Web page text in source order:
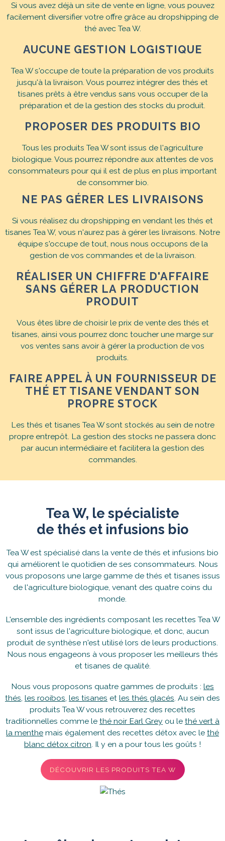
Si vous avez déjà un site de vente en ligne, vous pouvez
facilement diversifier votre offre grâce au dropshipping de
thé avec Tea W.
AUCUNE GESTION LOGISTIQUE
Tea W s'occupe de toute la préparation de vos produits
jusqu'à la livraison. Vous pourrez intégrer des thés et
tisanes prêts à être vendus sans vous occuper de la
préparation et de la gestion des stocks du produit.
PROPOSER DES PRODUITS BIO
Tous les produits Tea W sont issus de l'agriculture
biologique. Vous pourrez répondre aux attentes de vos
consommateurs pour qui il est de plus en plus important
de consommer bio.
NE PAS GÉRER LES LIVRAISONS
Si vous réalisez du dropshipping en vendant les thés et
tisanes Tea W, vous n'aurez pas à gérer les livraisons. Notre
équipe s'occupe de tout, nous nous occupons de la
gestion de vos commandes et de la livraison.
RÉALISER UN CHIFFRE D'AFFAIRE
SANS GÉRER LA PRODUCTION
PRODUIT
Vous êtes libre de choisir le prix de vente des thés et
tisanes, ainsi vous pourrez donc toucher une marge sur
vos ventes sans avoir à gérer la production de vos
produits.
FAIRE APPEL À UN FOURNISSEUR DE
THÉ ET TISANE VENDANT SON
PROPRE STOCK
Les thés et tisanes Tea W sont stockés au sein de notre
propre entrepôt. La gestion des stocks ne passera donc
par aucun intermédiaire et facilitera la gestion des
commandes.
Tea W, le spécialiste
de thés et infusions bio
Tea W est spécialisé dans la vente de thés et infusions bio
qui améliorent le quotidien de ses consommateurs. Nous
vous proposons une large gamme de thés et tisanes issus
de l'agriculture biologique, venant des quatre coins du
monde.
L'ensemble des ingrédients composant les recettes Tea W
sont issus de l'agriculture biologique, et donc, aucun
produit de synthèse n'est utilisé lors de leurs productions.
Nous nous engageons à vous proposer les meilleurs thés
et tisanes de qualité.
Nous vous proposons quatre gammes de produits : les
thés, les rooibos, les tisanes et les thés glacés. Au sein des
produits Tea W vous retrouverez des recettes
traditionnelles comme le thé noir Earl Grey ou le thé vert à
la menthe mais également des recettes détox avec le thé
blanc détox citron. Il y en a pour tous les goûts !
DÉCOUVRIR LES PRODUITS TEA W